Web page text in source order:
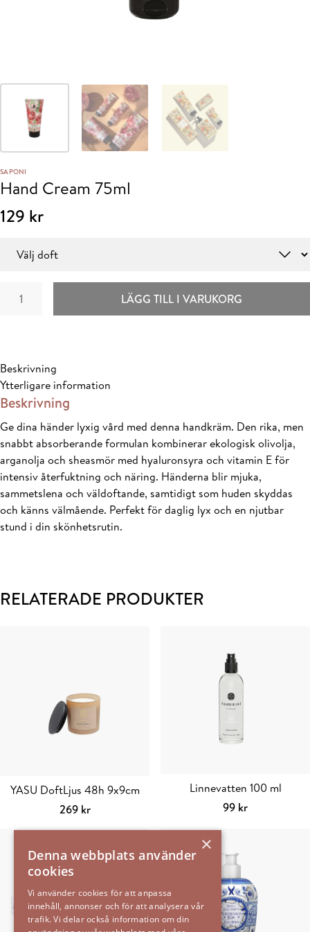
SAPONI
Hand Cream 75ml
129 kr
Cream
LÄGG TILL I VARUKORG
Beskrivning
Ytterligare information
Beskrivning
Ge dina händer lyxig vård med denna handkräm. Den rika, men
snabbt absorberande formulan kombinerar ekologisk olivolja,
arganolja och sheasmör med hyaluronsyra och vitamin E för
intensiv återfuktning och näring. Händerna blir mjuka,
sammetslena och väldoftande, samtidigt som huden skyddas
och känns välmående. Perfekt för daglig lyx och en njutbar
stund i din skönhetsrutin.
RELATERADE PRODUKTER
YASU DoftLjus 48h 9x9cm
269 kr
Välj alternativ
Den
produkten
flera
varianter.
De
Linnevatten 100 ml
99 kr
produkten
flera
varianter.
De
×
Denna webbplats använder
cookies
Vi använder cookies för att anpassa
innehåll, annonser och för att analysera vår
trafik. Vi delar också information om din